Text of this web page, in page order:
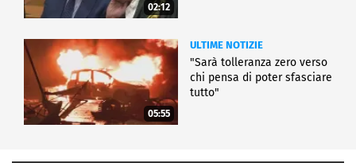
02:12
05:55
ULTIME NOTIZIE
"Sarà tolleranza zero verso
chi pensa di poter sfasciare
tutto"